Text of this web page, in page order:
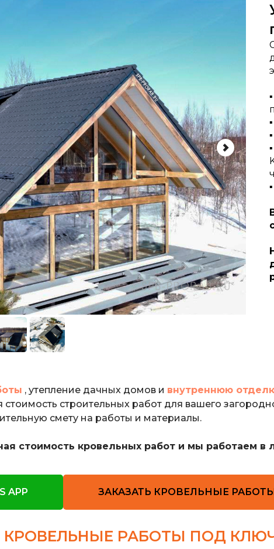
, утепление дачных домов и внутреннюю
стоимость строительных работ для вашего
смету на работы и материалы.
стоимость кровельных работ и мы работаем в
APP ЗАКАЗАТЬ КРОВЕЛЬНЫЕ
КРОВЕЛЬНЫЕ РАБОТЫ ПОД